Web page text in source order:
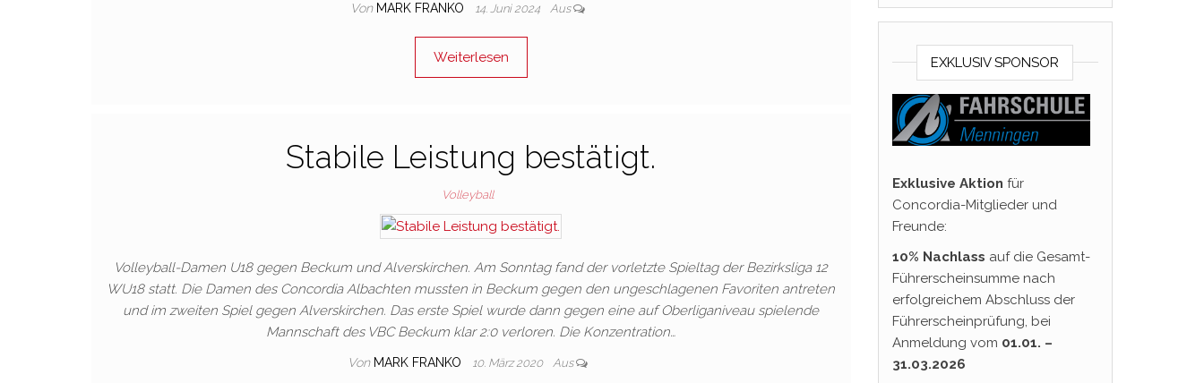
Von MARK FRANKO 14. Juni 2024 Aus
Weiterlesen
Stabile Leistung bestätigt.
Volleyball
Volleyball-Damen U18 gegen Beckum und Alverskirchen. Am Sonntag fand der vorletzte Spieltag der Bezirksliga 12
WU18 statt. Die Damen des Concordia Albachten mussten in Beckum gegen den ungeschlagenen Favoriten antreten
und im zweiten Spiel gegen Alverskirchen. Das erste Spiel wurde dann gegen eine auf Oberliganiveau spielende
Mannschaft des VBC Beckum klar 2:0 verloren. Die Konzentration…
Von MARK FRANKO 10. März 2020 Aus
EXKLUSIV SPONSOR
Exklusive Aktion für
Concordia-Mitglieder und
Freunde:
10% Nachlass auf die Gesamt-
Führerscheinsumme nach
erfolgreichem Abschluss der
Führerscheinprüfung, bei
Anmeldung vom 01.01. –
31.03.2026